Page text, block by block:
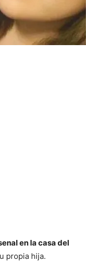
en la casa del
propia hija.